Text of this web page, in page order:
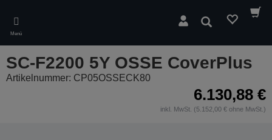
main
content
Menü
Suchen
SC-F2200 5Y OSSE CoverPlus
Artikelnummer: CP05OSSECK80
6.130,88 €
inkl. MwSt. (5.152,00 € ohne MwSt.)